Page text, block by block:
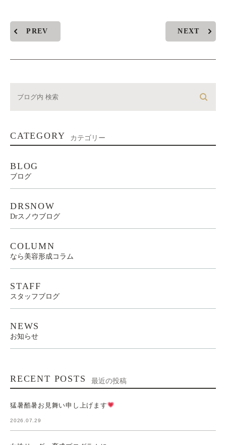
PREV NEXT
CATEGORY カテゴリー
BLOG
ブログ
DRSNOW
Drスノウブログ
COLUMN
なら美容形成コラム
STAFF
スタッフブログ
NEWS
お知らせ
RECENT POSTS 最近の投稿
猛暑酷暑お見舞い申し上げます
2026.07.29